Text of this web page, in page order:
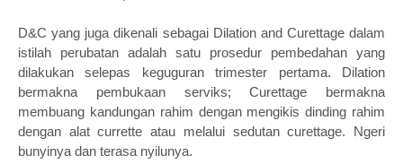
D&C yang juga dikenali sebagai Dilation and Curettage dalam
istilah perubatan adalah satu prosedur pembedahan yang
dilakukan selepas keguguran trimester pertama. Dilation
bermakna pembukaan serviks; Curettage bermakna
membuang kandungan rahim dengan mengikis dinding rahim
dengan alat currette atau melalui sedutan curettage. Ngeri
bunyinya dan terasa nyilunya.